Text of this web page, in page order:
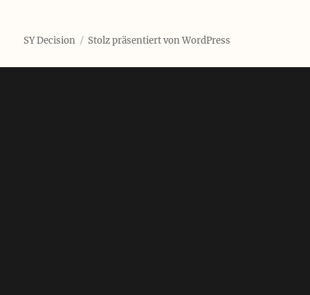
SY Decision Stolz präsentiert von WordPress